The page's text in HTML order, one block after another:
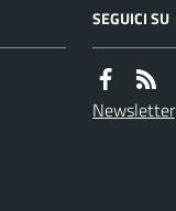
SEGUICI SU
Newsletter